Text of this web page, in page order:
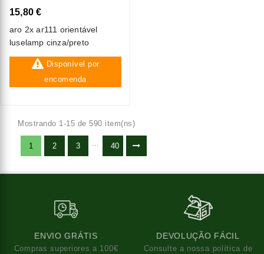
15,80 €
aro 2x ar111 orientável
luselamp cinza/preto
Disponível por
encomenda
Mostrando 1-15 de 590 item(ns)
1 2 3 … 40
ENVIO GRÁTIS
Compras superiores a 100€
DEVOLUÇÃO FÁCIL
Consulte a nossa política de